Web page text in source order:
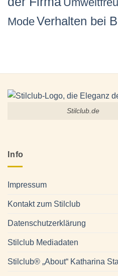
ModeVerhalten bei
Stilclub.de
Info
Impressum
Kontakt zum Stilclub
Datenschutzerklärung
Stilclub Mediadaten
Stilclub® „About“ Katharina